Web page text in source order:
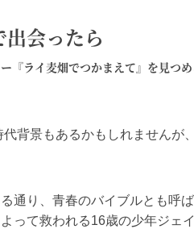
出会ったら
『ライ麦畑でつかまえて』を見つ
背景もあるかもしれませんが
通り、青春のバイブルとも呼
って救われる16歳の少年ジェ